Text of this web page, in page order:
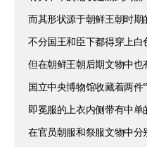
而其形状源于朝鲜王朝时期
不分国王和臣下都得穿上白
但在朝鲜王朝后期文物中也
国立中央博物馆收藏着两件“
即冕服的上衣内侧带有中单
在官员朝服和祭服文物中分